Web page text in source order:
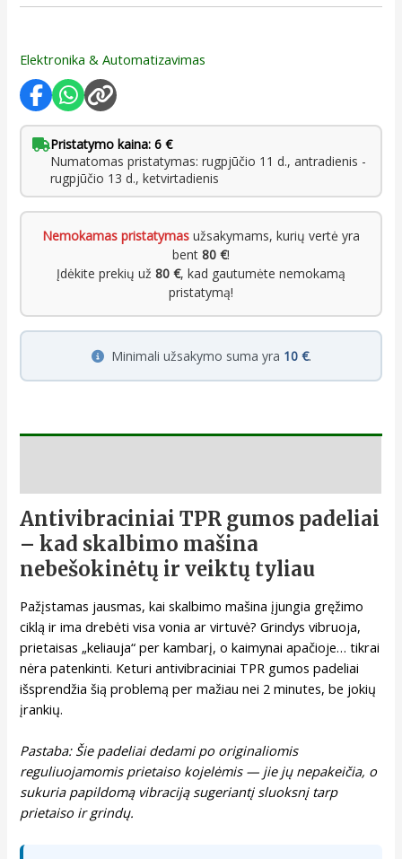
Elektronika & Automatizavimas
Pristatymo kaina: 6 €
Numatomas pristatymas: rugpjūčio 11 d., antradienis -
rugpjūčio 13 d., ketvirtadienis
Nemokamas pristatymas užsakymams, kurių vertė yra
bent 80 €!
Įdėkite prekių už 80 €, kad gautumėte nemokamą
pristatymą!
Minimali užsakymo suma yra 10 €.
Antivibraciniai TPR gumos padeliai
– kad skalbimo mašina
nebešokinėtų ir veiktų tyliau
Pažįstamas jausmas, kai skalbimo mašina įjungia gręžimo
ciklą ir ima drebėti visa vonia ar virtuvė? Grindys vibruoja,
prietaisas „keliauja“ per kambarį, o kaimynai apačioje… tikrai
nėra patenkinti. Keturi antivibraciniai TPR gumos padeliai
išsprendžia šią problemą per mažiau nei 2 minutes, be jokių
įrankių.
Pastaba: Šie padeliai dedami po originaliomis
reguliuojamomis prietaiso kojelėmis — jie jų nepakeičia, o
sukuria papildomą vibraciją sugeriantį sluoksnį tarp
prietaiso ir grindų.